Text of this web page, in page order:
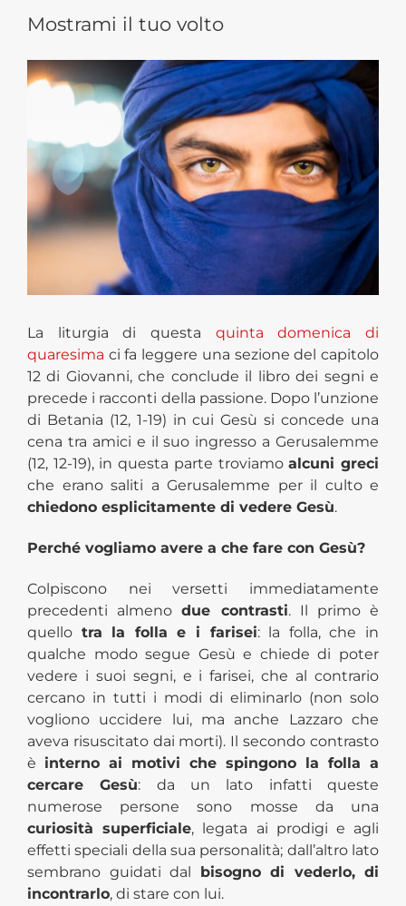
Mostrami il tuo volto
View
Larger
La liturgia di questa quinta domenica di
quaresima ci fa leggere una sezione del capitolo
12 di Giovanni, che conclude il libro dei segni e
precede i racconti della passione. Dopo l’unzione
di Betania (12, 1-19) in cui Gesù si concede una
cena tra amici e il suo ingresso a Gerusalemme
(12, 12-19), in questa parte troviamoalcuni greci
che erano saliti a Gerusalemme per il culto e
chiedono esplicitamente di vedere Gesù.
Perché vogliamo avere a che fare con Gesù?
Colpiscono nei versetti immediatamente
precedenti almenodue contrasti. Il primo è
quello tra la folla e i farisei: la folla, che in
qualche modo segue Gesù e chiede di poter
vedere i suoi segni, e i farisei, che al contrario
cercano in tutti i modi di eliminarlo (non solo
vogliono uccidere lui, ma anche Lazzaro che
aveva risuscitato dai morti). Il secondo contrasto
è interno ai motivi che spingono la folla a
cercare Gesù: da un lato infatti queste
numerose persone sono mosse da una
curiosità superficiale, legata ai prodigi e agli
effetti speciali della sua personalità; dall’altro lato
sembrano guidati dal
bisogno di vederlo, di
incontrarlo, di stare con lui.